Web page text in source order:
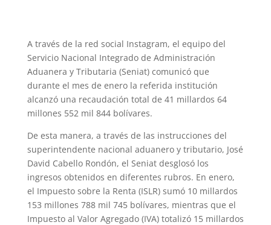
A través de la red social Instagram, el equipo del
Servicio Nacional Integrado de Administración
Aduanera y Tributaria (Seniat) comunicó que
durante el mes de enero la referida institución
alcanzó una recaudación total de 41 millardos 64
millones 552 mil 844 bolívares.
De esta manera, a través de las instrucciones del
superintendente nacional aduanero y tributario, José
David Cabello Rondón, el Seniat desglosó los
ingresos obtenidos en diferentes rubros. En enero,
el Impuesto sobre la Renta (ISLR) sumó 10 millardos
153 millones 788 mil 745 bolívares, mientras que el
Impuesto al Valor Agregado (IVA) totalizó 15 millardos